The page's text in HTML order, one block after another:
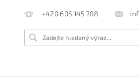
+420 605 145 708